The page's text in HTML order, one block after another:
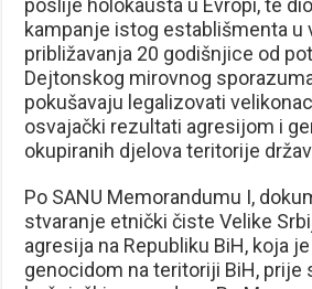
poslije holokausta u Evropi, te
kampanje istog establišmenta u
približavanja 20 godišnjice od
Dejtonskog mirovnog
pokušavaju legalizovati
osvajački rezultati agresijom i
okupiranih djelova teritorije
Po SANU Memorandumu I,
stvaranje etnički čiste Velike
agresija na Republiku BiH, koja
genocidom na teritoriji BiH, prije